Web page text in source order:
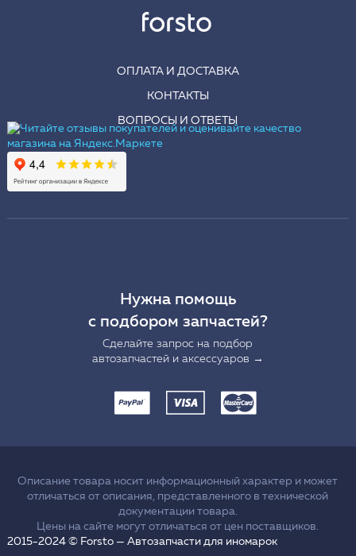
ОПЛАТА И ДОСТАВКА
КОНТАКТЫ
ВОПРОСЫ И ОТВЕТЫ
Нужна помощь
с подбором запчастей?
Сделайте запрос на подбор
автозапчастей и аксессуаров →
Описание товара носит информационный характер и может
отличаться от описания, представленного в технической
документации товара.
Цены на сайте могут отличаться от цен поставщиков.
2015-2024 © Forsto — Автозапчасти для иномарок